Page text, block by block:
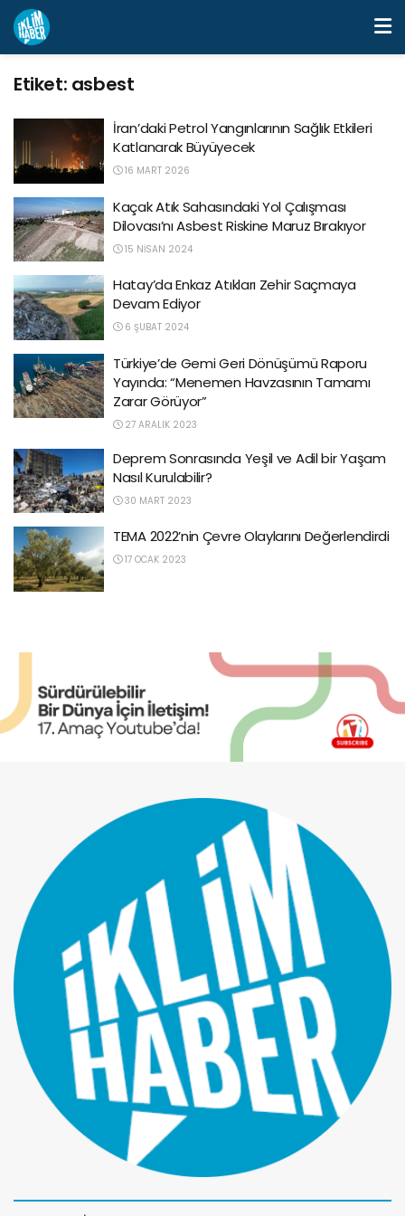
Etiket: asbest
İran’daki Petrol Yangınlarının Sağlık Etkileri
Katlanarak Büyüyecek
16 MART 2026
Kaçak Atık Sahasındaki Yol Çalışması
Dilovası’nı Asbest Riskine Maruz Bırakıyor
15 NISAN 2024
Hatay’da Enkaz Atıkları Zehir Saçmaya
Devam Ediyor
6 ŞUBAT 2024
Türkiye’de Gemi Geri Dönüşümü Raporu
Yayında: “Menemen Havzasının Tamamı
Zarar Görüyor”
27 ARALIK 2023
Deprem Sonrasında Yeşil ve Adil bir Yaşam
Nasıl Kurulabilir?
30 MART 2023
TEMA 2022’nin Çevre Olaylarını Değerlendirdi
17 OCAK 2023